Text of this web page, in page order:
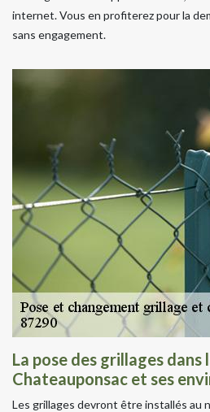
internet. Vous en profiterez pour la
sans engagement.
La pose des grillages dans
Chateauponsac et ses
Les grillages devront être installés au